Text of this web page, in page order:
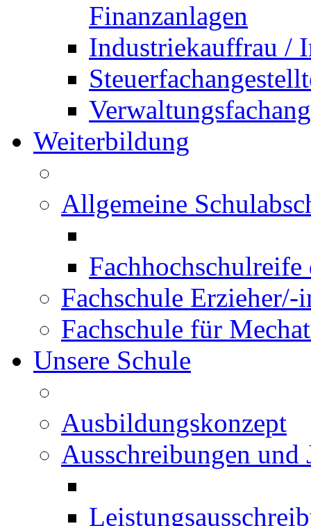
Finanzanlagen
Industriekauffrau /
Weiterbildung
Allgemeine
Fachschule Erzieher/-
Fachschule für
Unsere Schule
Ausbildungskonzept
Ausschreibungen und